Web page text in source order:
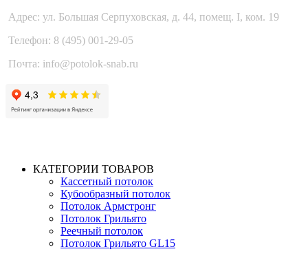
Адрес: ул. Большая Серпуховская, д. 44, помещ. I, ком. 19
Телефон: 8 (495) 001-29-05
Почта: info@potolok-snab.ru
КАТЕГОРИИ ТОВАРОВ
Кассетный потолок
Кубообразный потолок
Потолок Армстронг
Потолок Грильято
Реечный потолок
Потолок Грильято GL15